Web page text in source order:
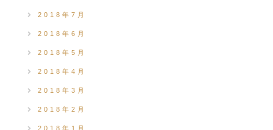
2018年7月
2018年6月
2018年5月
2018年4月
2018年3月
2018年2月
2018年1月